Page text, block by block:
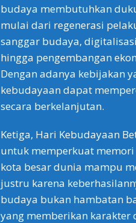
budaya membutuhkan
mulai dari regenerasi
sanggar budaya,
hingga pengembangan
Dengan adanya kebijakan
kebudayaan dapat
secara berkelanjutan.
Ketiga, Hari Kebudayaan
untuk memperkuat
kota besar dunia mampu
justru karena
budaya bukan hambatan
yang memberikan karakter